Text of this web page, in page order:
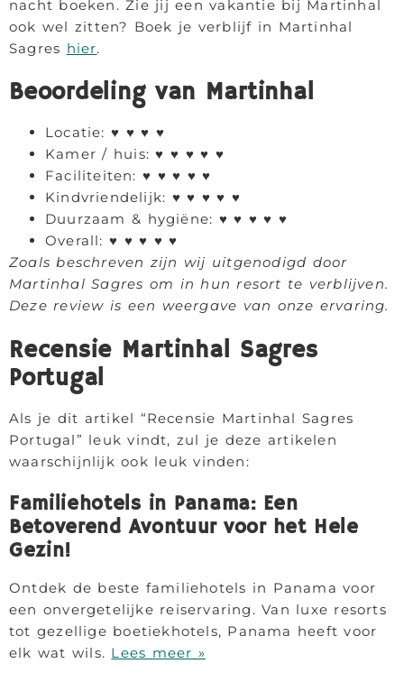
nacht boeken. Zie jij een vakantie bij Martinhal
ook wel zitten? Boek je verblijf in Martinhal
Sagres hier.
Beoordeling van Martinhal
Locatie: ♥ ♥ ♥ ♥
Kamer / huis: ♥ ♥ ♥ ♥ ♥
Faciliteiten: ♥ ♥ ♥ ♥ ♥
Kindvriendelijk: ♥ ♥ ♥ ♥ ♥
Duurzaam & hygiëne: ♥ ♥ ♥ ♥ ♥
Overall: ♥ ♥ ♥ ♥ ♥
Zoals beschreven zijn wij uitgenodigd door
Martinhal Sagres om in hun resort te verblijven.
Deze review is een weergave van onze ervaring.
Recensie Martinhal Sagres
Portugal
Als je dit artikel “Recensie Martinhal Sagres
Portugal” leuk vindt, zul je deze artikelen
waarschijnlijk ook leuk vinden:
Familiehotels in Panama: Een
Betoverend Avontuur voor het Hele
Gezin!
Ontdek de beste familiehotels in Panama voor
een onvergetelijke reiservaring. Van luxe resorts
tot gezellige boetiekhotels, Panama heeft voor
elk wat wils. Lees meer »